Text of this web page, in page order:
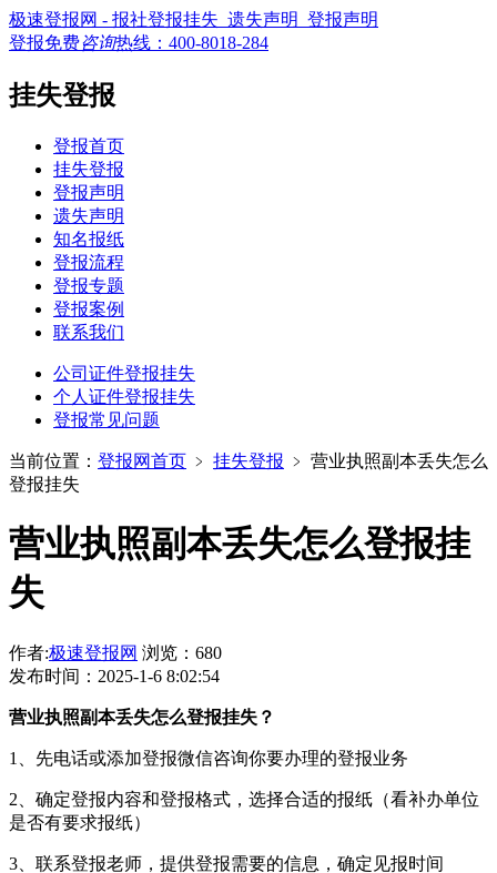
极速登报网 - 报社登报挂失_遗失声明_登报声明
登报免费咨询热线： 400-8018-284
挂失登报
登报首页
挂失登报
登报声明
遗失声明
知名报纸
登报流程
登报专题
登报案例
联系我们
公司证件登报挂失
个人证件登报挂失
登报常见问题
当前位置： 登报网首页 ﹥ 挂失登报 ﹥ 营业执照副本丢失怎么
登报挂失
营业执照副本丢失怎么登报挂
失
作者:极速登报网 浏览：680
发布时间：2025-1-6 8:02:54
营业执照副本丢失怎么登报挂失？
1、先电话或添加登报微信咨询你要办理的登报业务
2、确定登报内容和登报格式，选择合适的报纸（看补办单位
是否有要求报纸）
3、联系登报老师，提供登报需要的信息，确定见报时间